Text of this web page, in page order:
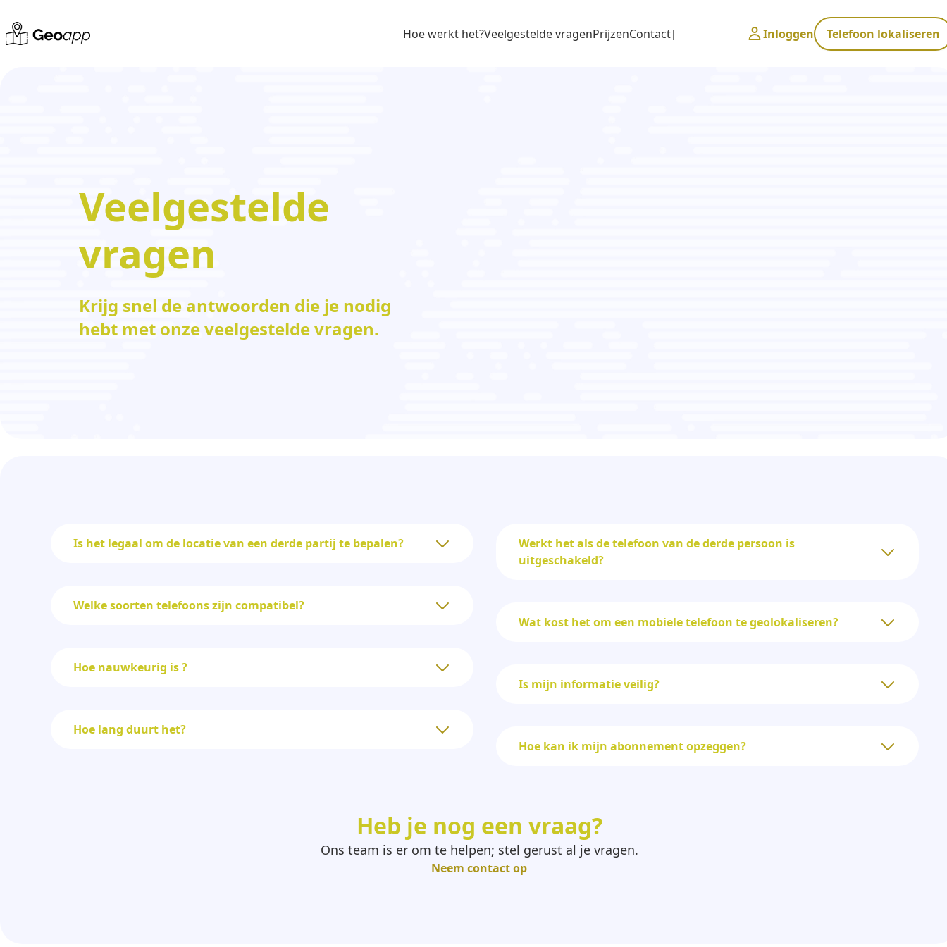
Hoe werkt het?Veelgestelde vragenPrijzenContact Inloggen Telefoon lokaliseren
Veelgestelde
vragen
Krijg snel de antwoorden die je nodig
hebt met onze veelgestelde vragen.
Is het legaal om de locatie van een derde partij te bepalen?
Welke soorten telefoons zijn compatibel?
Hoe nauwkeurig is ?
Hoe lang duurt het?
Werkt het als de telefoon van de derde persoon is
uitgeschakeld?
Wat kost het om een mobiele telefoon te geolokaliseren?
Is mijn informatie veilig?
Hoe kan ik mijn abonnement opzeggen?
Heb je nog een vraag?
Ons team is er om te helpen; stel gerust al je vragen.
Neem contact op